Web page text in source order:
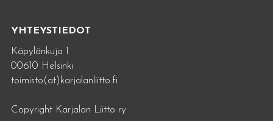
YHTEYSTIEDOT
Käpylänkuja 1
00610 Helsinki
toimisto(at)karjalanliitto.fi
Copyright Karjalan Liitto ry